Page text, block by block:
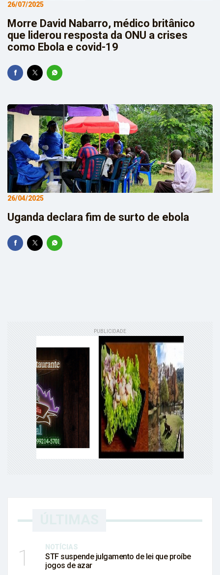
26/07/2025
Morre David Nabarro, médico britânico
que liderou resposta da ONU a crises
como Ebola e covid-19
26/04/2025
Uganda declara fim de surto de ebola
PUBLICIDADE
1 NOTÍCIAS
STF suspende julgamento de lei que proíbe
jogos de azar